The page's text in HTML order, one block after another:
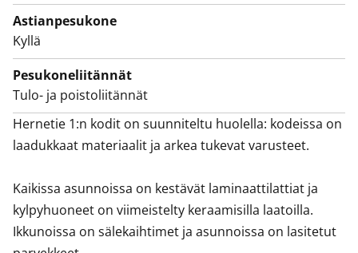
Astianpesukone
Kyllä
Pesukoneliitännät
Tulo- ja poistoliitännät
Hernetie 1:n kodit on suunniteltu huolella: kodeissa on
laadukkaat materiaalit ja arkea tukevat varusteet.
Kaikissa asunnoissa on kestävät laminaattilattiat ja
kylpyhuoneet on viimeistelty keraamisilla laatoilla.
Ikkunoissa on sälekaihtimet ja asunnoissa on lasitetut